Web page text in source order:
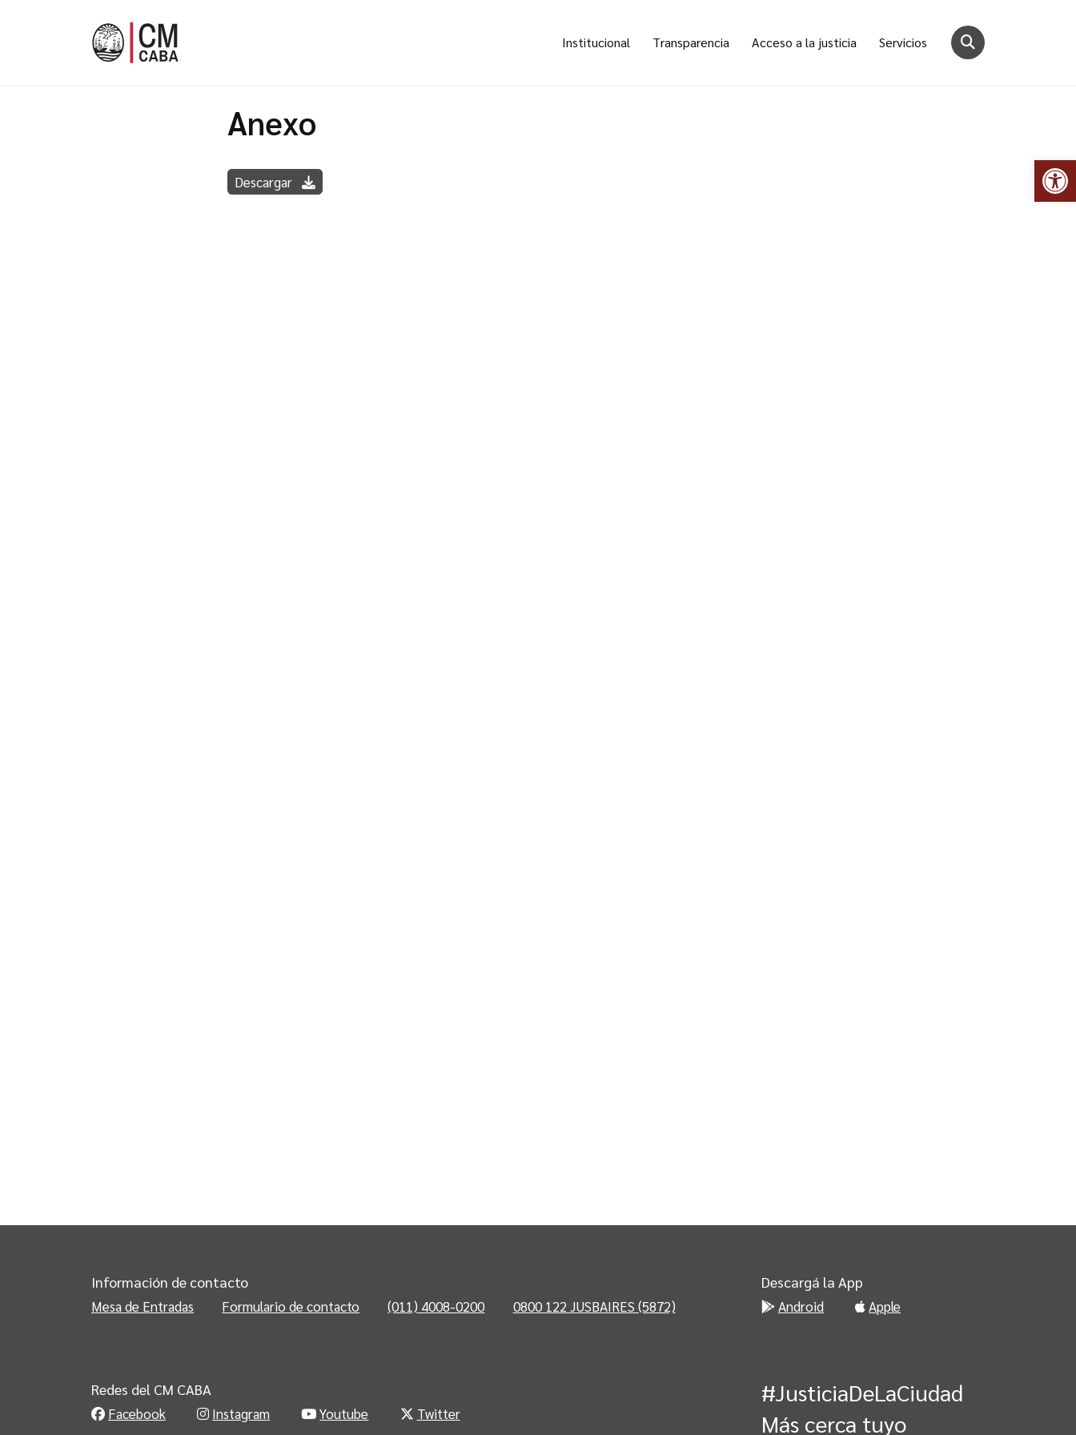
Institucional Transparencia Acceso a la justicia Servicios
Anexo
Descargar
Información de contacto
Mesa de Entradas Formulario de contacto (011) 4008-0200 0800 122 JUSBAIRES (5872)
Descargá la App
Android Apple
Redes del CM CABA
Facebook Instagram Youtube Twitter
#JusticiaDeLaCiudad
Más cerca tuyo